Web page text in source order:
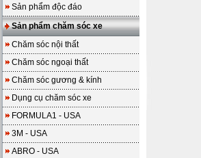
Sản phẩm độc đáo
Sản phẩm chăm sóc xe
Chăm sóc nội thất
Chăm sóc ngoại thất
Chăm sóc gương & kính
Dụng cụ chăm sóc xe
FORMULA1 - USA
3M - USA
ABRO - USA